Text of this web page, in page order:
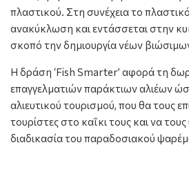
πλαστικού. Στη συνέχεια το
ανακύκλωση και εντάσσεται στην
σκοπό την δημιουργία νέων
Η δράση ‘Fish Smarter’ αφορά τη
επαγγελματιών παράκτιων αλιέων
αλιευτικού τουρισμού, που θα τους
τουρίστες στο καΐκι τους και να
διαδικασία του παραδοσιακού